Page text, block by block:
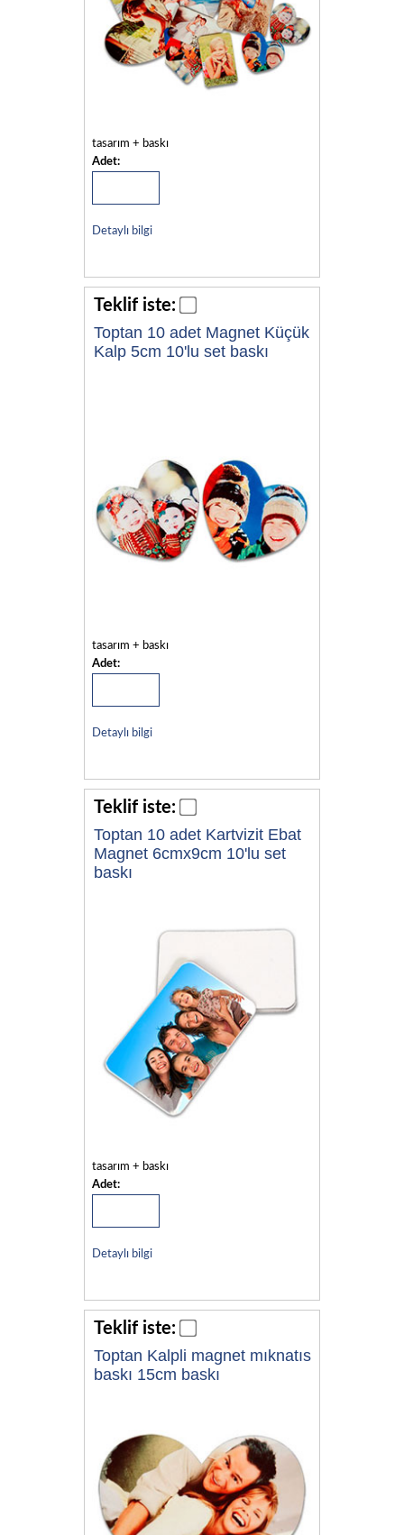
tasarım + baskı
Adet:
Detaylı bilgi
Teklif iste:
Toptan 10 adet Magnet Küçük
Kalp 5cm 10'lu set baskı
tasarım + baskı
Adet:
Detaylı bilgi
Teklif iste:
Toptan 10 adet Kartvizit Ebat
Magnet 6cmx9cm 10'lu set
baskı
tasarım + baskı
Adet:
Detaylı bilgi
Teklif iste:
Toptan Kalpli magnet mıknatıs
baskı 15cm baskı